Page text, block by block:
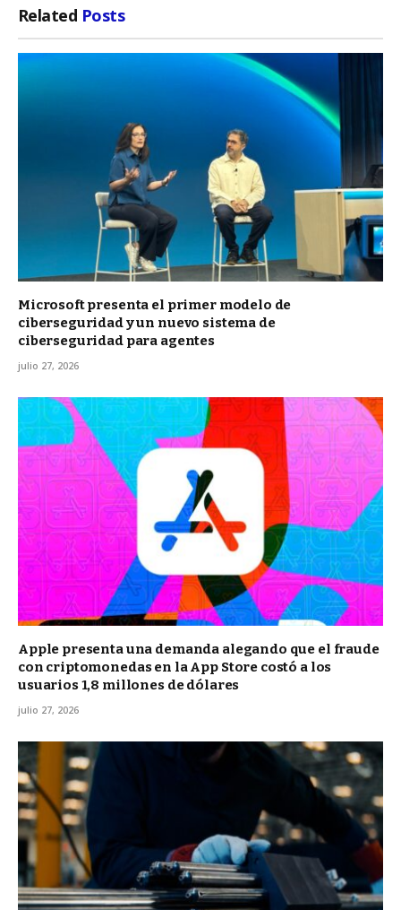
Related Posts
Microsoft presenta el primer modelo de
ciberseguridad y un nuevo sistema de
ciberseguridad para agentes
julio 27, 2026
Apple presenta una demanda alegando que el fraude
con criptomonedas en la App Store costó a los
usuarios 1,8 millones de dólares
julio 27, 2026